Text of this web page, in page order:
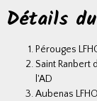
Détails
Pérouges
Saint Ranbert
l'AD
Aubenas